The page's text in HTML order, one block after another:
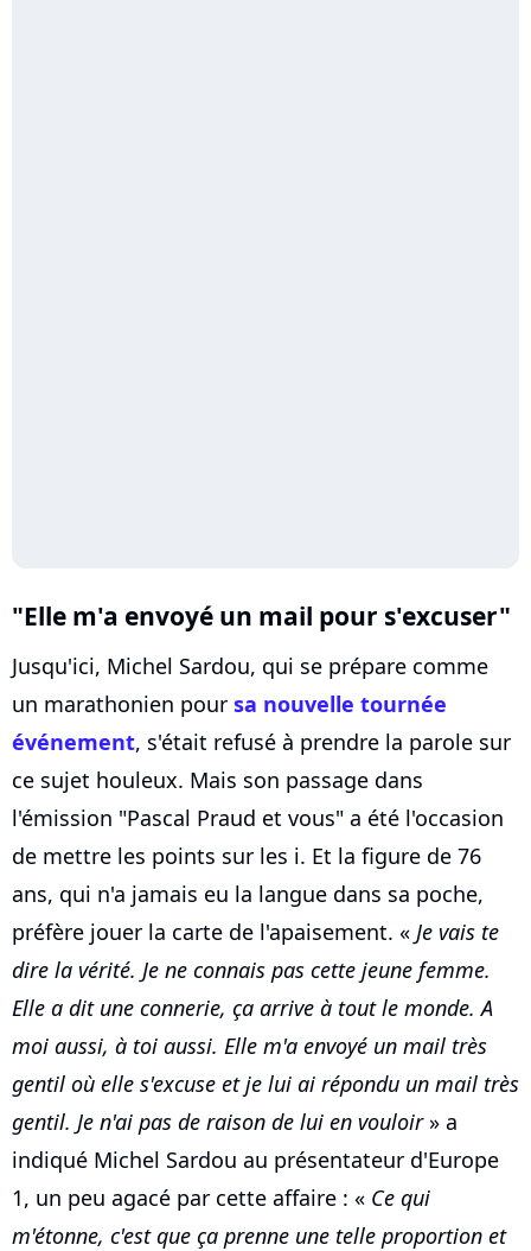
"Elle m'a envoyé un mail pour s'excuser"
Jusqu'ici, Michel Sardou, qui se prépare comme
un marathonien pour sa nouvelle tournée
événement, s'était refusé à prendre la parole sur
ce sujet houleux. Mais son passage dans
l'émission "Pascal Praud et vous" a été l'occasion
de mettre les points sur les i. Et la figure de 76
ans, qui n'a jamais eu la langue dans sa poche,
préfère jouer la carte de l'apaisement. « Je vais te
dire la vérité. Je ne connais pas cette jeune femme.
Elle a dit une connerie, ça arrive à tout le monde. A
moi aussi, à toi aussi. Elle m'a envoyé un mail très
gentil où elle s'excuse et je lui ai répondu un mail très
gentil. Je n'ai pas de raison de lui en vouloir» a
indiqué Michel Sardou au présentateur d'Europe
1, un peu agacé par cette affaire : « Ce qui
m'étonne, c'est que ça prenne une telle proportion et